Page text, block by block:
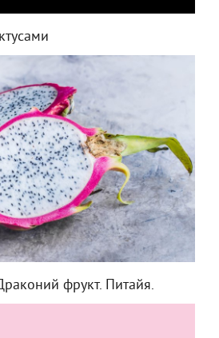
фрукт. Питайя.